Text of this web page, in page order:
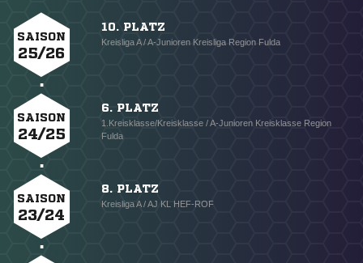
SAISON
25/26
10. PLATZ
Kreisliga A / A-Junioren Kreisliga Region Fulda
SAISON
24/25
6. PLATZ
1.Kreisklasse/Kreisklasse / A-Junioren Kreisklasse Region
Fulda
SAISON
23/24
8. PLATZ
Kreisliga A / AJ KL HEF-ROF